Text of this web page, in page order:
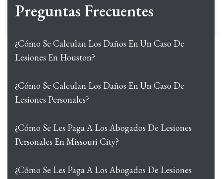
Preguntas Frecuentes
¿Cómo Se Calculan Los Daños En Un Caso De
Lesiones En Houston?
¿Cómo Se Calculan Los Daños En Un Caso De
Lesiones Personales?
¿Cómo Se Les Paga A Los Abogados De Lesiones
Personales En Missouri City?
¿Cómo Se Les Paga A Los Abogados De Lesiones